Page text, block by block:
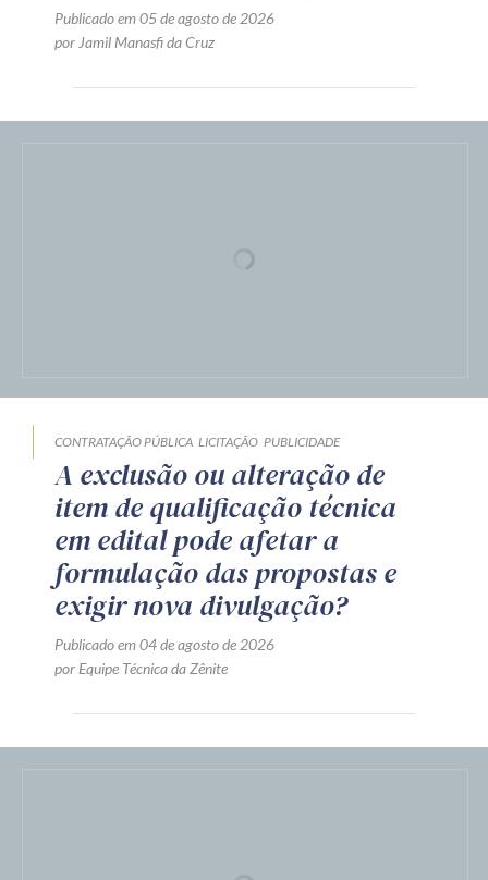
Publicado em 05 de agosto de 2026
por Jamil Manasfi da Cruz
CONTRATAÇÃO PÚBLICA LICITAÇÃO PUBLICIDADE
A exclusão ou alteração de
item de qualificação técnica
em edital pode afetar a
formulação das propostas e
exigir nova divulgação?
Publicado em 04 de agosto de 2026
por Equipe Técnica da Zênite